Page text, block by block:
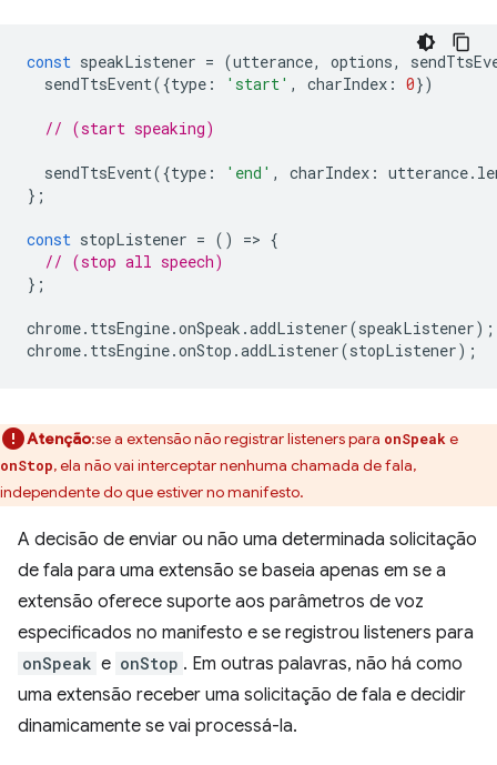
const speakListener = (utterance, options,
sendTtsEvent({type : 'start' , charIndex : 0})
// (start speaking)
sendTtsEvent({type : 'end' , charIndex : utterance.
};
const stopListener = () => {
// (stop all speech)
};
chrome. ttsEngine.onSpeak .addListener(speakListener);
chrome. ttsEngine.onStop .addListener(stopListener);
Atenção:se a extensão não registrar listeners para onSpeak e
onStop, ela não vai interceptar nenhuma chamada de fala,
independente do que estiver no manifesto.
A decisão de enviar ou não uma determinada solicitação
de fala para uma extensão se baseia apenas em se a
extensão oferece suporte aos parâmetros de voz
especificados no manifesto e se registrou listeners para
onSpeak e onStop . Em outras palavras, não há como
uma extensão receber uma solicitação de fala e decidir
dinamicamente se vai processá-la.